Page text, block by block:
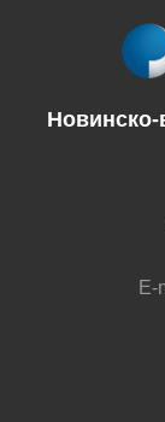
Новинско-
E-